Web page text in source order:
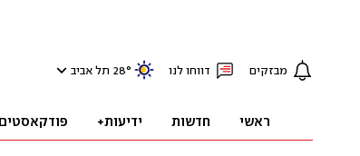
מבזקים דווחו לנו 28° תל אביב
ראשי חדשות ידיעות+ פודקאסטים